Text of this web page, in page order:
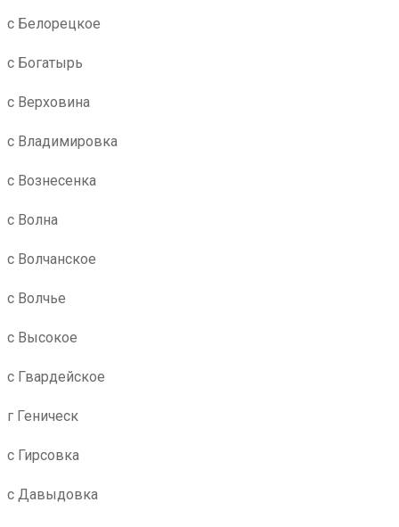
с Белорецкое
с Богатырь
с Верховина
с Владимировка
с Вознесенка
с Волна
с Волчанское
с Волчье
с Высокое
с Гвардейское
г Геническ
с Гирсовка
с Давыдовка